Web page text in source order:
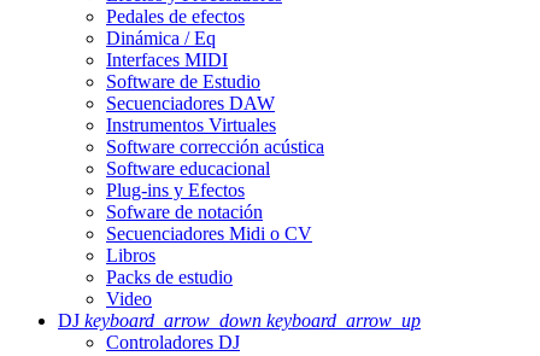
Pedales de efectos
Dinámica / Eq
Interfaces MIDI
Software de Estudio
Secuenciadores DAW
Instrumentos Virtuales
Software corrección acústica
Software educacional
Plug-ins y Efectos
Sofware de notación
Secuenciadores Midi o CV
Libros
Packs de estudio
Video
DJ keyboard_arrow_down keyboard_arrow_up
Controladores DJ